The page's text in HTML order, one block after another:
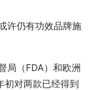
许仍有功效品牌施
局（FDA）和欧洲
初对两款已经得到